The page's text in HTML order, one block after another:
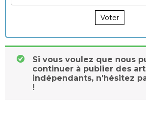
Voter
Si vous voulez que nous
continuer à publier des
indépendants, n'hésitez
!